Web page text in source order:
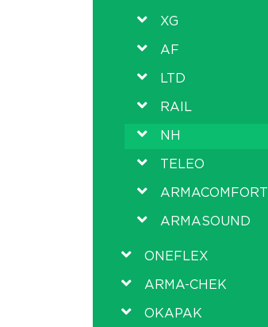
XG
AF
LTD
RAIL
NH
TELEO
ARMACOMFORT
ARMASOUND
ONEFLEX
ARMA-CHEK
OKAPAK